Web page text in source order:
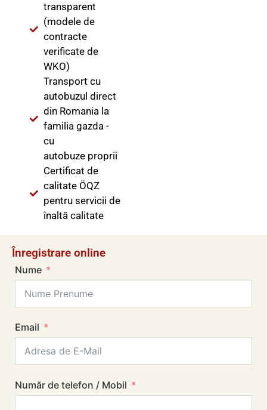
transparent
(modele de
contracte
verificate de
WKO)
Transport cu
autobuzul direct
din Romania la
familia gazda -
cu
autobuze proprii
Certificat de
calitate ÖQZ
pentru servicii de
înaltă calitate
Înregistrare online
Nume
Email
Număr de telefon / Mobil